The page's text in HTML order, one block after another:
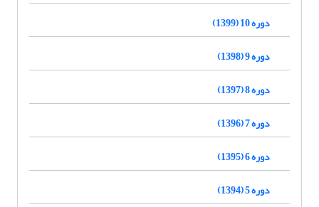
دوره 10 (1399)
دوره 9 (1398)
دوره 8 (1397)
دوره 7 (1396)
دوره 6 (1395)
دوره 5 (1394)